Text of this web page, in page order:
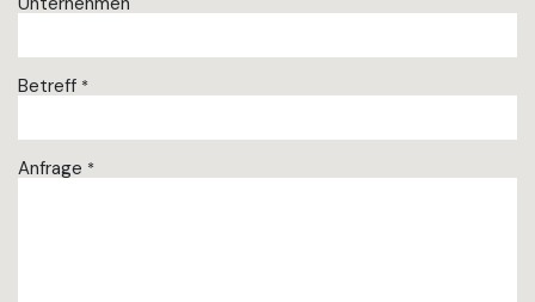
Betreff *
Anfrage *